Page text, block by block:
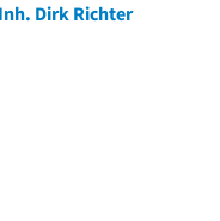
Dirk Richter